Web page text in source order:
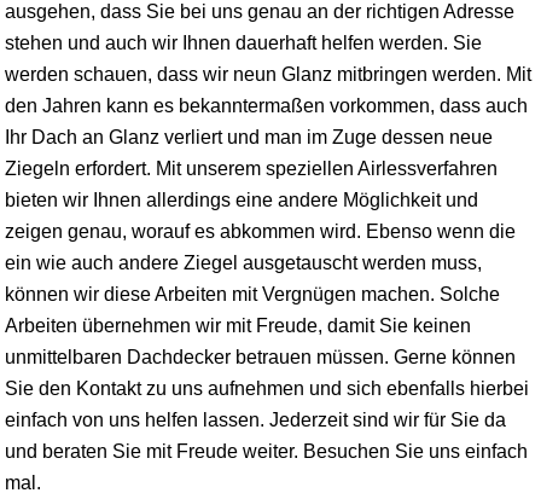
ausgehen, dass Sie bei uns genau an der richtigen Adresse
stehen und auch wir Ihnen dauerhaft helfen werden. Sie
werden schauen, dass wir neun Glanz mitbringen werden. Mit
den Jahren kann es bekanntermaßen vorkommen, dass auch
Ihr Dach an Glanz verliert und man im Zuge dessen neue
Ziegeln erfordert. Mit unserem speziellen Airlessverfahren
bieten wir Ihnen allerdings eine andere Möglichkeit und
zeigen genau, worauf es abkommen wird. Ebenso wenn die
ein wie auch andere Ziegel ausgetauscht werden muss,
können wir diese Arbeiten mit Vergnügen machen. Solche
Arbeiten übernehmen wir mit Freude, damit Sie keinen
unmittelbaren Dachdecker betrauen müssen. Gerne können
Sie den Kontakt zu uns aufnehmen und sich ebenfalls hierbei
einfach von uns helfen lassen. Jederzeit sind wir für Sie da
und beraten Sie mit Freude weiter. Besuchen Sie uns einfach
mal.